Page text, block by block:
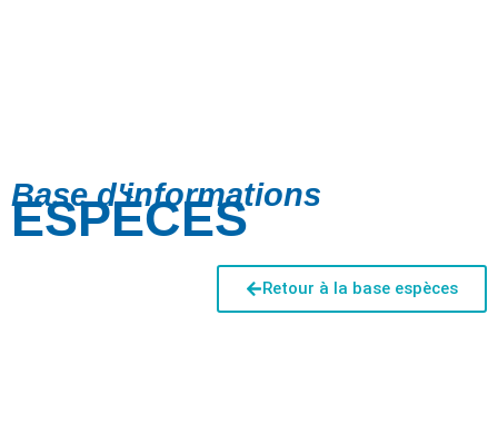
Base d'informations
ESPÈCES
Retour à la base espèces